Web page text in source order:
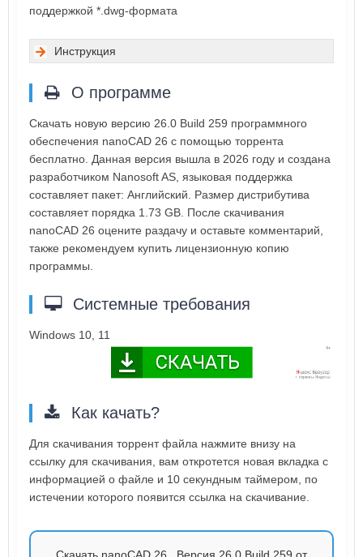
поддержкой *.dwg-формата
Инструкция
О программе
Скачать новую версию 26.0 Build 259 программного
обеспечения nanoCAD 26 с помощью торрента
бесплатно. Данная версия вышла в 2026 году и создана
разработчиком Nanosoft AS, языковая поддержка
составляет пакет: Английский. Размер дистрибутива
составляет порядка 1.73 GB. После скачивания
nanoCAD 26 оцените раздачу и оставьте комментарий,
также рекомендуем купить лицензионную копию
программы.
Системные требования
Windows 10, 11
Как качать?
Для скачивания торрент файла нажмите внизу на
ссылку для скачивания, вам откротется новая вкладка с
информацией о файле и 10 секундным таймером, по
истечении которого появится ссылка на скачивание.